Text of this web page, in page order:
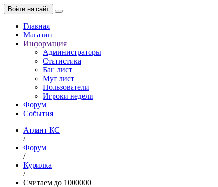
Войти на сайт
Главная
Магазин
Информация
Администраторы
Статистика
Бан лист
Мут лист
Пользователи
Игроки недели
Форум
События
Атлант КС
/
Форум
/
Курилка
/
Считаем до 1000000